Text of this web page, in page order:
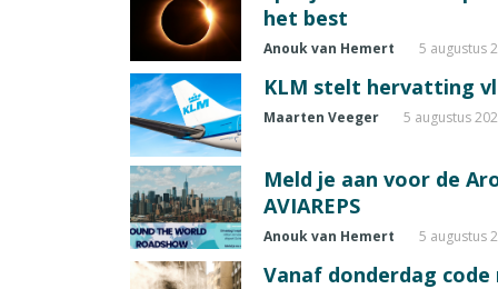
het best
Anouk van Hemert 5 augustus
KLM stelt hervatting
Maarten Veeger 5 augustus
Meld je aan voor de
AVIAREPS
Anouk van Hemert 5 augustus
Vanaf donderdag